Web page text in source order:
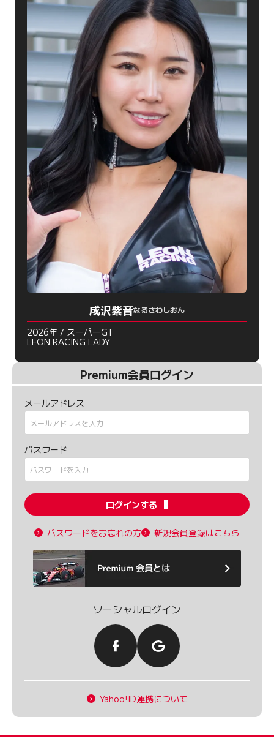
成沢紫音なるさわしおん
2026年 / スーパーGT
LEON RACING LADY
Premium会員ログイン
メールアドレス
パスワード
ログインする
パスワードをお忘れの方 新規会員登録はこちら
ソーシャルログイン
Yahoo!ID連携について